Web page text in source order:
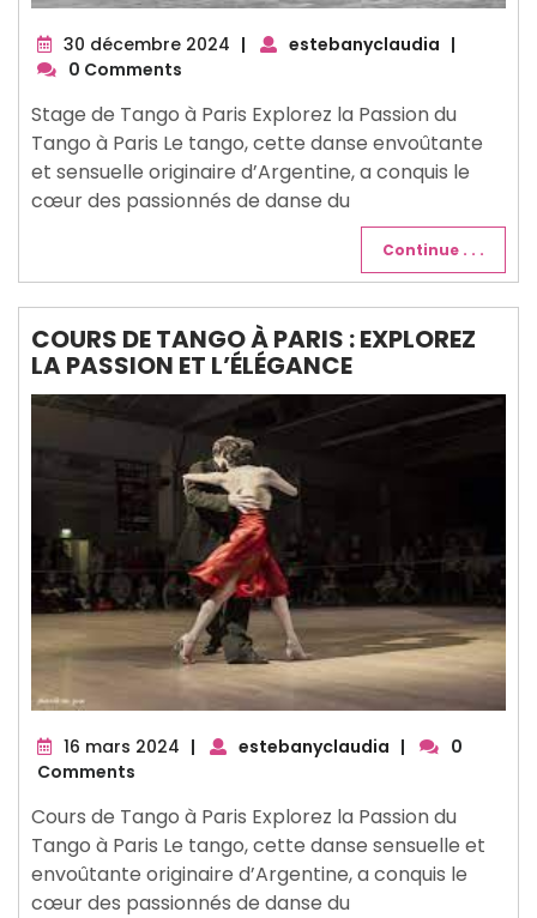
30 décembre 2024 30
| estebanyclaudia |
0 Comments
Stage de Tango à Paris Explorez la Passion du
Tango à Paris Le tango, cette danse envoûtante
et sensuelle originaire d’Argentine, a conquis le
cœur des passionnés de danse du
Continue . . .
COURS DE TANGO À PARIS : EXPLOREZ
LA PASSION ET L’ÉLÉGANCE
16 mars 2024 16| estebanyclaudia |
0
Comments
Cours de Tango à Paris Explorez la Passion du
Tango à Paris Le tango, cette danse sensuelle et
envoûtante originaire d’Argentine, a conquis le
cœur des passionnés de danse du